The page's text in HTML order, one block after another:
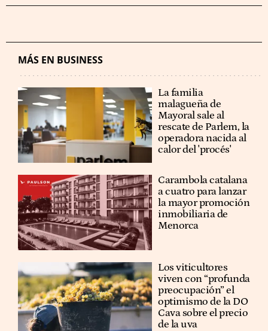
MÁS EN BUSINESS
La familia
malagueña de
Mayoral sale al
rescate de Parlem, la
operadora nacida al
calor del 'procés'
Carambola catalana
a cuatro para lanzar
la mayor promoción
inmobiliaria de
Menorca
Los viticultores
viven con “profunda
preocupación” el
optimismo de la DO
Cava sobre el precio
de la uva